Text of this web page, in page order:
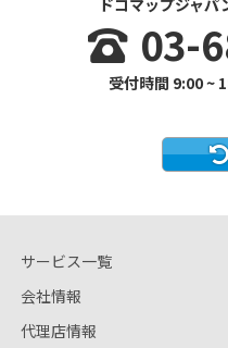
ドコマップジャ
03-
受付時間 9:00 ~
サービス一覧
会社情報
代理店情報